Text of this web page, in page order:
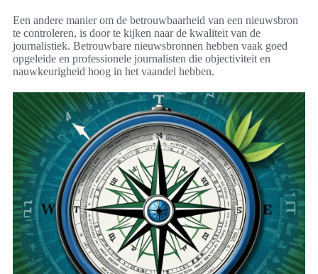
Een andere manier om de betrouwbaarheid van een nieuwsbron
te controleren, is door te kijken naar de kwaliteit van de
journalistiek. Betrouwbare nieuwsbronnen hebben vaak goed
opgeleide en professionele journalisten die objectiviteit en
nauwkeurigheid hoog in het vaandel hebben.